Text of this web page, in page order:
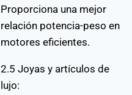
Proporciona una mejor
relación potencia-peso en
motores eficientes.
2.5 Joyas y artículos de
lujo: